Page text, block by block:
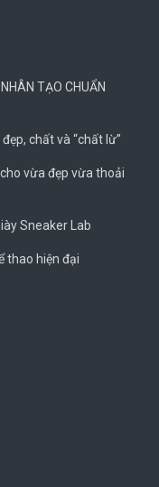
TẠO CHUẨN
chất và “chất lừ”
vừa đẹp vừa thoải
Sneaker Lab
thao hiện đại